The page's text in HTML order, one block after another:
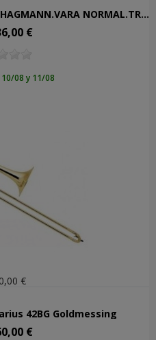
TROMBON VARAS BACH 42AG.HAGMANN.VARA NORMAL.TRANSP.FA.ORO MEN
€
08 y 11/08
€
42BG Goldmessing
€